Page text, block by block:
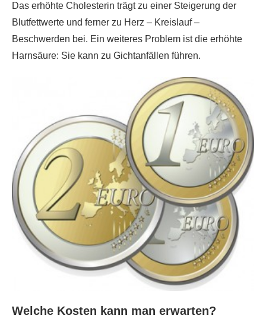
Das erhöhte Cholesterin trägt zu einer Steigerung der
Blutfettwerte und ferner zu Herz – Kreislauf –
Beschwerden bei. Ein weiteres Problem ist die erhöhte
Harnsäure: Sie kann zu Gichtanfällen führen.
Welche Kosten kann man erwarten?